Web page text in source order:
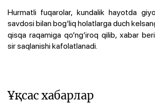
Hurmatli fuqarolar, kundalik hayotda
savdosi bilan bog‘liq holatlarga duch
qisqa raqamiga qo‘ng‘iroq qilib, xabar
sir saqlanishi kafolatlanadi.
Ұқсас хабарлар